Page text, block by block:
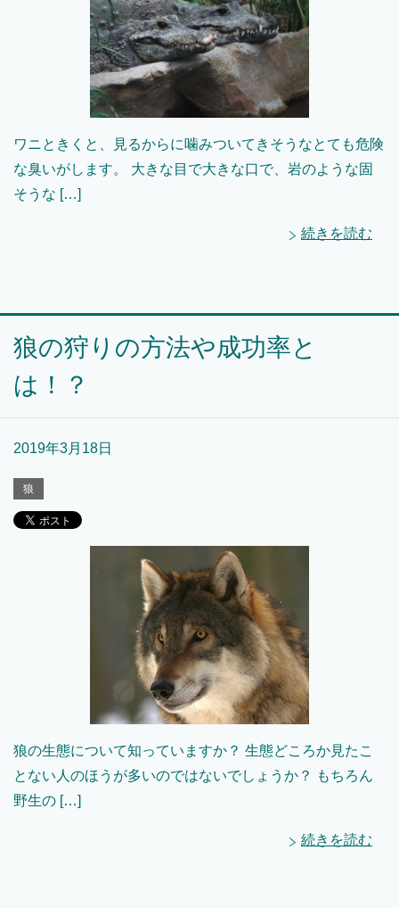
ワニときくと、見るからに噛みついてきそうなとても危険
な臭いがします。 大きな目で大きな口で、岩のような固
そうな […]
続きを読む
狼の狩りの方法や成功率と
は！？
2019年3月18日
狼
狼の生態について知っていますか？ 生態どころか見たこ
とない人のほうが多いのではないでしょうか？ もちろん
野生の […]
続きを読む